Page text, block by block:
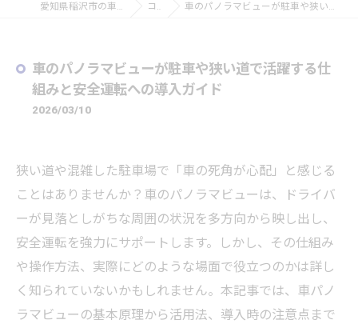
愛知県稲沢市の車なら株式会社ブライトン コラム 車のパノラマビューが駐車や狭い道で活躍する仕組みと安全運転への導入ガイド
車のパノラマビューが駐車や狭い道で活躍する仕
組みと安全運転への導入ガイド
2026/03/10
狭い道や混雑した駐車場で「車の死角が心配」と感じる
ことはありませんか？車のパノラマビューは、ドライバ
ーが見落としがちな周囲の状況を多方向から映し出し、
安全運転を強力にサポートします。しかし、その仕組み
や操作方法、実際にどのような場面で役立つのかは詳し
く知られていないかもしれません。本記事では、車パノ
ラマビューの基本原理から活用法、導入時の注意点まで